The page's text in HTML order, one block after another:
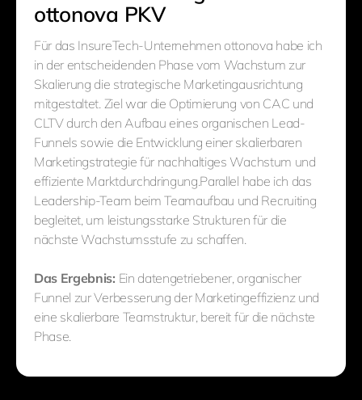
ottonova PKV
Für das InsureTech-Unternehmen ottonova habe ich
in der entscheidenden Phase vom Wachstum zur
Skalierung die strategische Marketingausrichtung
mitgestaltet. Ziel war die Optimierung von CAC und
CLTV durch den Aufbau eines organischen Lead-
Funnels sowie die Entwicklung einer skalierbaren
Marketingstrategie für nachhaltiges Wachstum und
effiziente Marktdurchdringung.Parallel habe ich das
Leadership-Team beim Teamaufbau und Recruiting
begleitet, um leistungsstarke Strukturen für die
nächste Wachstumsstufe zu schaffen.
Das Ergebnis: Ein datengetriebener, organischer
Funnel zur Verbesserung der Marketingeffizienz und
eine skalierbare Teamstruktur, bereit für die nächste
Phase.